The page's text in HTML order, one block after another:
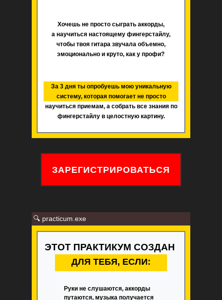
ЗАРЕГИСТРИРОВАТЬСЯ
За 3 дня ты опробуешь мою уникальную
систему, которая помогает не просто
научиться приемам, а собрать все знания по
фингерстайлу в целостную картину.
Хочешь не просто сыграть аккорды,
а научиться настоящему фингерстайлу,
чтобы твоя гитара звучала объемно,
эмоционально и круто, как у профи?
🔍 practicum.exe
ЭТОТ ПРАКТИКУМ СОЗДАН
ДЛЯ ТЕБЯ, ЕСЛИ:
Руки не слушаются, аккорды
путаются, музыка получается